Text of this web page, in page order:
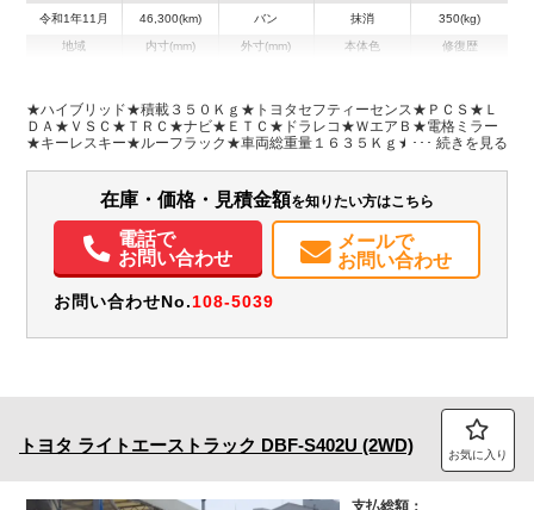
令和1年11月 46,300(km) バン 抹消 350(kg)
地域 内寸(mm) 外寸(mm)
H:1,520
本体色 修復歴
装備情報
パワステ
電動格納ミラー
カーナビ ETC ドラレコ
取扱説明書（一部含む）
メンテナンスノート（保証書）
★ハイブリッド★積載３５０Ｋｇ★トヨタセフティーセンス★ＰＣＳ★Ｌ
ＤＡ★ＶＳＣ★ＴＲＣ★ナビ★ＥＴＣ★ドラレコ★ＷエアＢ★電格ミラー
★キーレスキー★ルーフラック★車両総重量１６３５Ｋｇ★１ＮＺエンジ
ー★ナビ型式ＣＮ－Ｂ３０１Ｂ★フロアマット・バイザー★ＰＷ前席のみ
在庫・価格・見積金額を知りたい方はこちら
電話で
お問い合わせ
メールで
お問い合わせ
お問い合わせNo.108-5039
トヨタ ライトエーストラック DBF-S402U (2WD) お気に入り
支払総額：